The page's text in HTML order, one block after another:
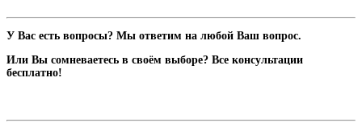
У Вас есть вопросы? Мы ответим на любой Ваш вопрос.
Или Вы сомневаетесь в своём выборе? Все консультации
бесплатно!